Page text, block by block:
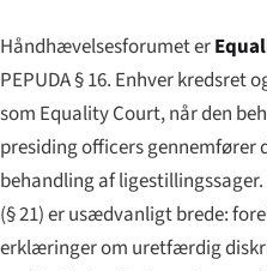
Håndhævelsesforumet er
PEPUDA § 16. Enhver kredsret
som Equality Court, når den
presiding officers gennemfører
behandling af
(§ 21) er usædvanligt brede:
erklæringer om uretfærdig